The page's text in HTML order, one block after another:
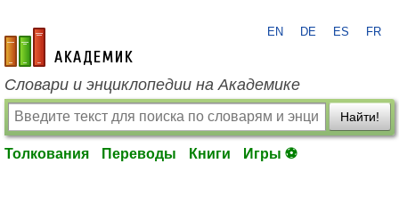
academic.ru
EN DE ES FR
Словари и энциклопедии на Академике
Найти!
Толкования Переводы Книги Игры ⚽